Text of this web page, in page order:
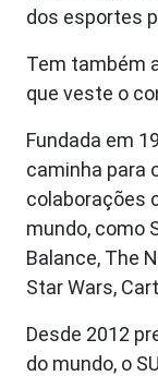
dos esportes
Tem também
que veste o
Fundada em
caminha para
colaborações
mundo, como
Balance, The
Star Wars,
Desde 2012
do mundo, o